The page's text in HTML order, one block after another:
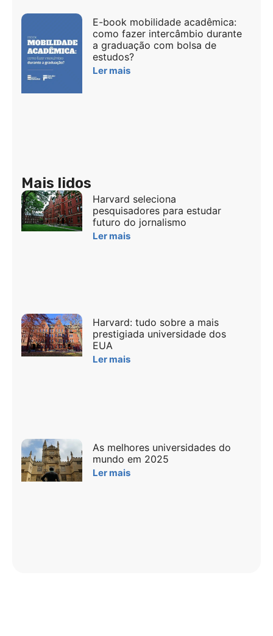
E-book mobilidade acadêmica:
como fazer intercâmbio durante
a graduação com bolsa de
estudos?
Ler mais
Mais lidos
Harvard seleciona
pesquisadores para estudar
futuro do jornalismo
Ler mais
Harvard: tudo sobre a mais
prestigiada universidade dos
EUA
Ler mais
As melhores universidades do
mundo em 2025
Ler mais